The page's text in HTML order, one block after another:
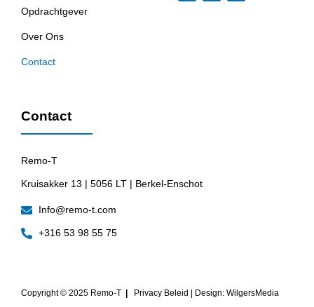
Opdrachtgever
Over Ons
Contact
Contact
Remo-T
Kruisakker 13 | 5056 LT | Berkel-Enschot
Info@remo-t.com
+316 53 98 55 75
Copyright © 2025 Remo-T Privacy Beleid | Design: WilgersMedia